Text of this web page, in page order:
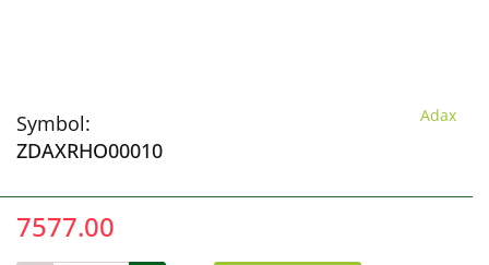
Symbol:
ZDAXRHO00010
Adax
7577.00